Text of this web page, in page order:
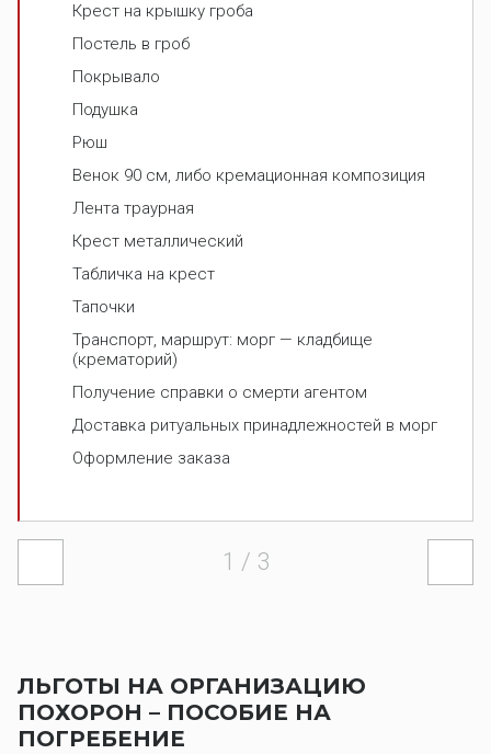
Крест на крышку гроба
Постель в гроб
Покрывало
Подушка
Рюш
Венок 90 см, либо кремационная композиция
Лента траурная
Крест металлический
Табличка на крест
Тапочки
Транспорт, маршрут: морг — кладбище
(крематорий)
Получение справки о смерти агентом
Доставка ритуальных принадлежностей в морг
Оформление заказа
1 / 3
ЛЬГОТЫ НА ОРГАНИЗАЦИЮ
ПОХОРОН – ПОСОБИЕ НА
ПОГРЕБЕНИЕ